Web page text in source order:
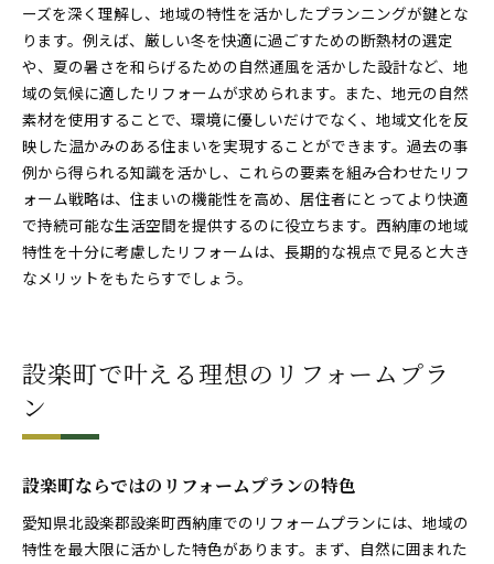
ーズを深く理解し、地域の特性を活かしたプランニングが鍵とな
ります。例えば、厳しい冬を快適に過ごすための断熱材の選定
や、夏の暑さを和らげるための自然通風を活かした設計など、地
域の気候に適したリフォームが求められます。また、地元の自然
素材を使用することで、環境に優しいだけでなく、地域文化を反
映した温かみのある住まいを実現することができます。過去の事
例から得られる知識を活かし、これらの要素を組み合わせたリフ
ォーム戦略は、住まいの機能性を高め、居住者にとってより快適
で持続可能な生活空間を提供するのに役立ちます。西納庫の地域
特性を十分に考慮したリフォームは、長期的な視点で見ると大き
なメリットをもたらすでしょう。
設楽町で叶える理想のリフォームプラ
ン
設楽町ならではのリフォームプランの特色
愛知県北設楽郡設楽町西納庫でのリフォームプランには、地域の
特性を最大限に活かした特色があります。まず、自然に囲まれた